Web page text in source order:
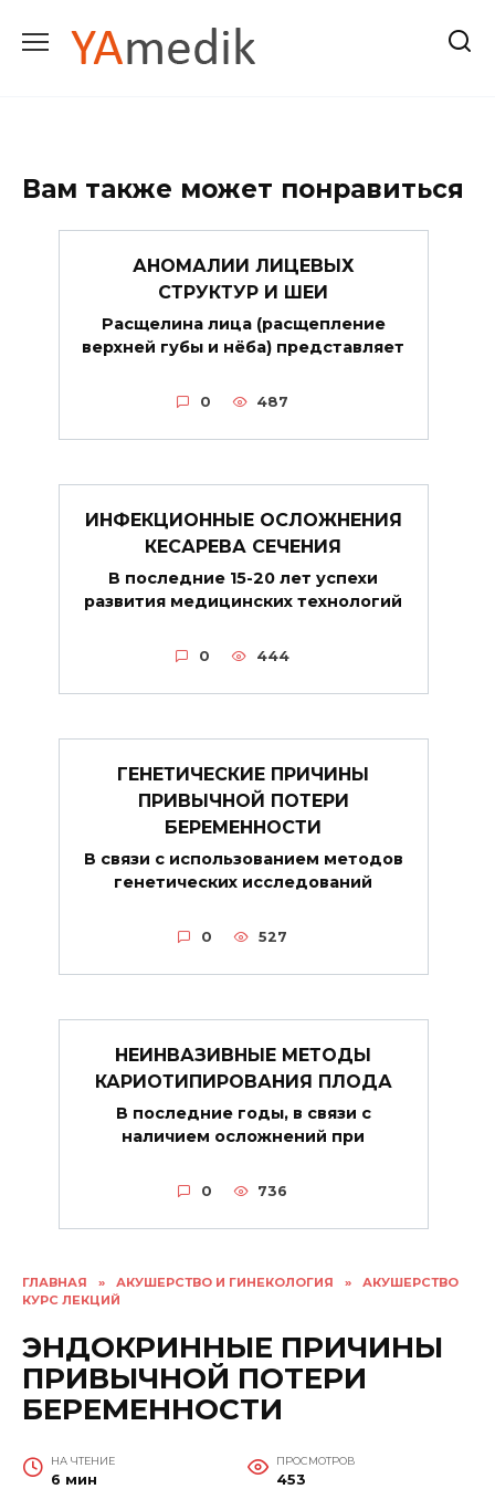
содержанию
ГЛАВНАЯ » АКУШЕРСТВО И ГИНЕКОЛОГИЯ »
АКУШЕРСТВО
КУРС ЛЕКЦИЙ
ЭНДОКРИННЫЕ ПРИЧИНЫ
ПРИВЫЧНОЙ ПОТЕРИ
БЕРЕМЕННОСТИ
НА ЧТЕНИЕ
6 мин
ПРОСМОТРОВ
453
Вам также может понравиться
АНОМАЛИИ ЛИЦЕВЫХ
СТРУКТУР И ШЕИ
Расщелина лица (расщепление
верхней губы и нёба) представляет
0 487
ИНФЕКЦИОННЫЕ ОСЛОЖНЕНИЯ
КЕСАРЕВА СЕЧЕНИЯ
В последние 15-20 лет успехи
развития медицинских технологий
0 444
ГЕНЕТИЧЕСКИЕ ПРИЧИНЫ
ПРИВЫЧНОЙ ПОТЕРИ
БЕРЕМЕННОСТИ
В связи с использованием методов
генетических исследований
0 527
НЕИНВАЗИВНЫЕ МЕТОДЫ
КАРИОТИПИРОВАНИЯ ПЛОДА
В последние годы, в связи с
наличием осложнений при
0 736